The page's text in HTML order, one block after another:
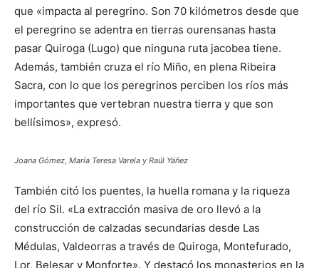
que «impacta al peregrino. Son 70 kilómetros desde que
el peregrino se adentra en tierras ourensanas hasta
pasar Quiroga (Lugo) que ninguna ruta jacobea tiene.
Además, también cruza el río Miño, en plena Ribeira
Sacra, con lo que los peregrinos perciben los ríos más
importantes que vertebran nuestra tierra y que son
bellísimos», expresó.
Joana Gómez, María Teresa Varela y Raúl Yáñez
También citó los puentes, la huella romana y la riqueza
del río Sil. «La extracción masiva de oro llevó a la
construcción de calzadas secundarias desde Las
Médulas, Valdeorras a través de Quiroga, Montefurado,
Lor, Belesar y Monforte». Y destacó los monasterios en la